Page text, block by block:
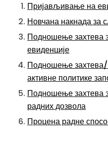
Пријављивање на
Новчана накнада за
Подношење захтева
евиденције
Подношење
активне политике
Подношење захтева
радних дозвола
Процена радне